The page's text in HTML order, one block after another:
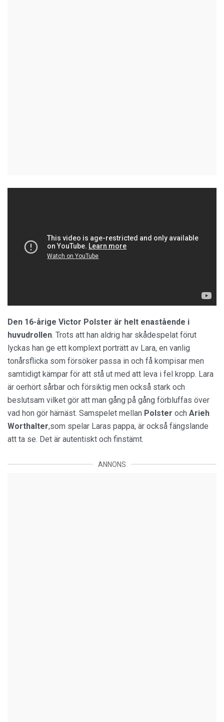
Den 16-årige Victor Polster är helt enastående i
huvudrollen. Trots att han aldrig har skådespelat förut
lyckas han ge ett komplext porträtt av Lara, en vanlig
tonårsflicka som försöker passa in och få kompisar men
samtidigt kämpar för att stå ut med att leva i fel kropp. Lara
är oerhört sårbar och försiktig men också stark och
beslutsam vilket gör att man gång på gång förbluffas över
vad hon gör härnäst. Samspelet mellan Polster och Arieh
Worthalter,som spelar Laras pappa, är också fängslande
att ta se. Det är autentiskt och finstämt.
ANNONS